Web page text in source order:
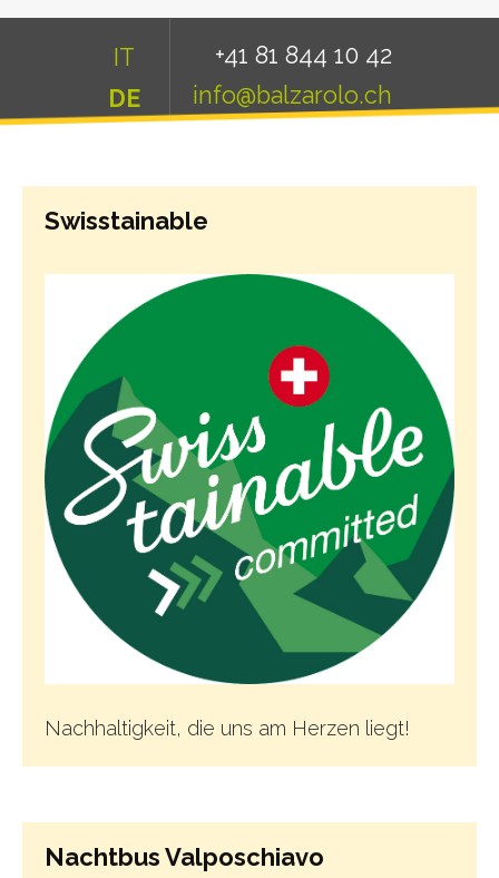
IT
DE
+41 81 844 10 42
info@balzarolo.ch
Swisstainable
Nachhaltigkeit, die uns am Herzen liegt!
Nachtbus Valposchiavo